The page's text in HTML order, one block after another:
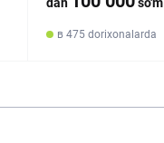
в 475 dorixonalarda